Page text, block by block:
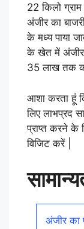
22 किलो
अंजीर का
के मध्य पाया
के खेत में
35 लाख तक
आशा करता हूं
लिए लाभप्रद
प्राप्त करने के
विजिट करें |
अंजीर का